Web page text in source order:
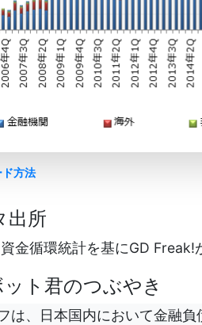
方法
出所
金循環統計を基にGD Freak!
ット君のつぶやき
は、日本国内において金融